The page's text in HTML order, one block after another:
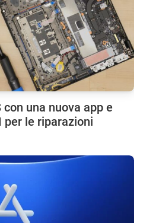
una nuova app e
per le riparazioni